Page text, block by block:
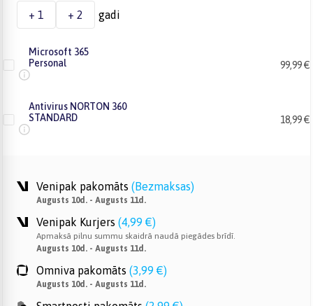
+ 1 + 2 gadi
Microsoft 365
Personal
99,99 €
Antivirus NORTON 360
STANDARD
18,99 €
Venipak pakomāts (Bezmaksas)
Augusts 10d. - Augusts 11d.
Venipak Kurjers (4,99 €)
Apmaksā pilnu summu skaidrā naudā piegādes brīdī.
Augusts 10d. - Augusts 11d.
Omniva pakomāts (3,99 €)
Augusts 10d. - Augusts 11d.